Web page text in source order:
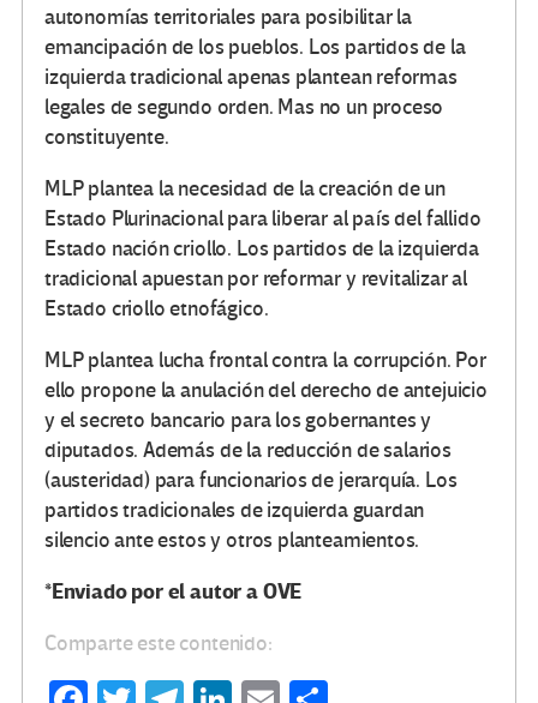
autonomías territoriales para posibilitar la
emancipación de los pueblos. Los partidos de la
izquierda tradicional apenas plantean reformas
legales de segundo orden. Mas no un proceso
constituyente.
MLP plantea la necesidad de la creación de un
Estado Plurinacional para liberar al país del fallido
Estado nación criollo. Los partidos de la izquierda
tradicional apuestan por reformar y revitalizar al
Estado criollo etnofágico.
MLP plantea lucha frontal contra la corrupción. Por
ello propone la anulación del derecho de antejuicio
y el secreto bancario para los gobernantes y
diputados. Además de la reducción de salarios
(austeridad) para funcionarios de jerarquía. Los
partidos tradicionales de izquierda guardan
silencio ante estos y otros planteamientos.
*Enviado por el autor a OVE
Comparte este contenido: